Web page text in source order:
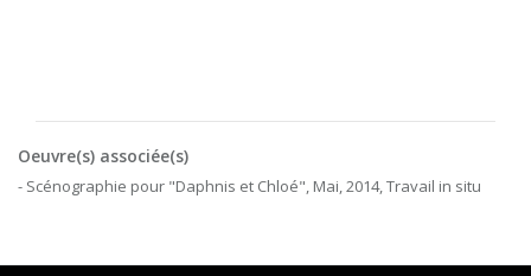
Oeuvre(s) associée(s)
- Scénographie pour "Daphnis et Chloé", Mai, 2014, Travail in situ